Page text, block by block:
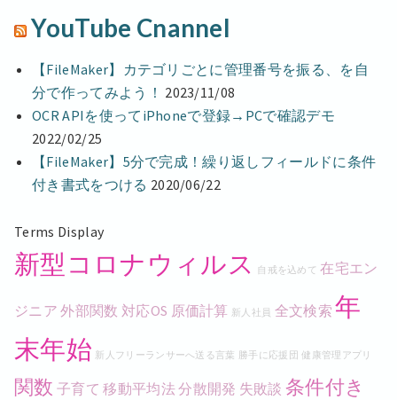
YouTube Cnannel
【FileMaker】カテゴリごとに管理番号を振る、を自
分で作ってみよう！ 2023/11/08
OCR APIを使ってiPhoneで登録→PCで確認デモ
2022/02/25
【FileMaker】5分で完成！繰り返しフィールドに条件
付き書式をつける 2020/06/22
Terms Display
新型コロナウィルス 自戒を込めて 在宅エン
ジニア 外部関数 対応OS 原価計算 新人社員 全文検索 年
末年始 新人フリーランサーへ送る言葉 勝手に応援団 健康管理アプリ
関数 子育て 移動平均法分散開発 失敗談 条件付き